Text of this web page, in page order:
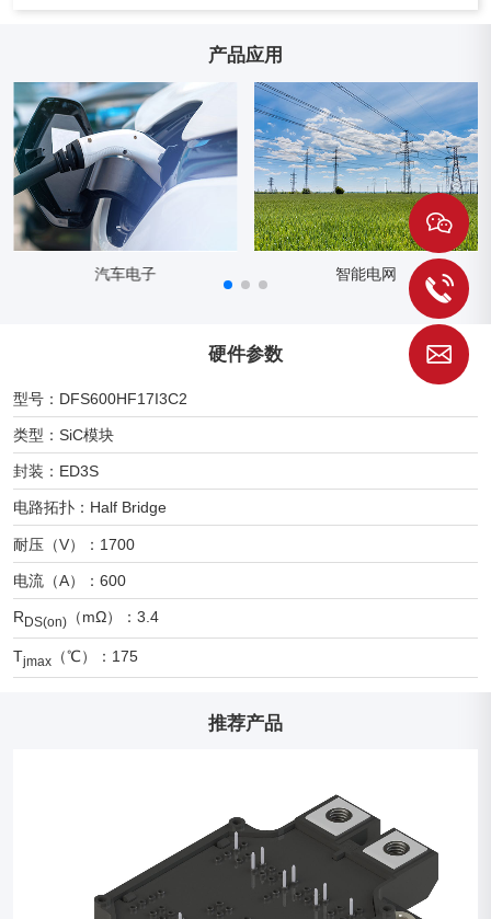
产品应用
工业自动化
硬件参数
型号：DFS600HF17I3C2
类型：SiC模块
封装：ED3S
电路拓扑：Half Bridge
耐压（V）：1700
电流（A）：600
RDS(on) （mΩ）：3.4
Tjmax （℃）：175
推荐产品